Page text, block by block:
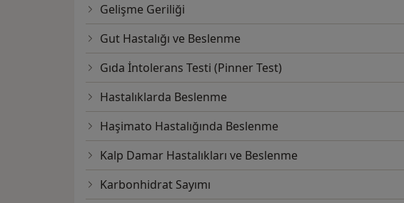
Gelişme Geriliği
Gut Hastalığı ve Beslenme
Gıda İntolerans Testi (Pinner Test)
Hastalıklarda Beslenme
Haşimato Hastalığında Beslenme
Kalp Damar Hastalıkları ve Beslenme
Karbonhidrat Sayımı